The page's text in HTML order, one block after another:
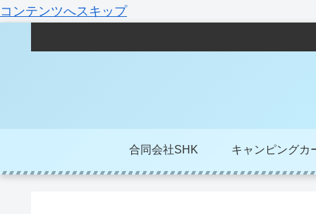
コンテンツへスキップ
合同会社SHK キャンピングカ